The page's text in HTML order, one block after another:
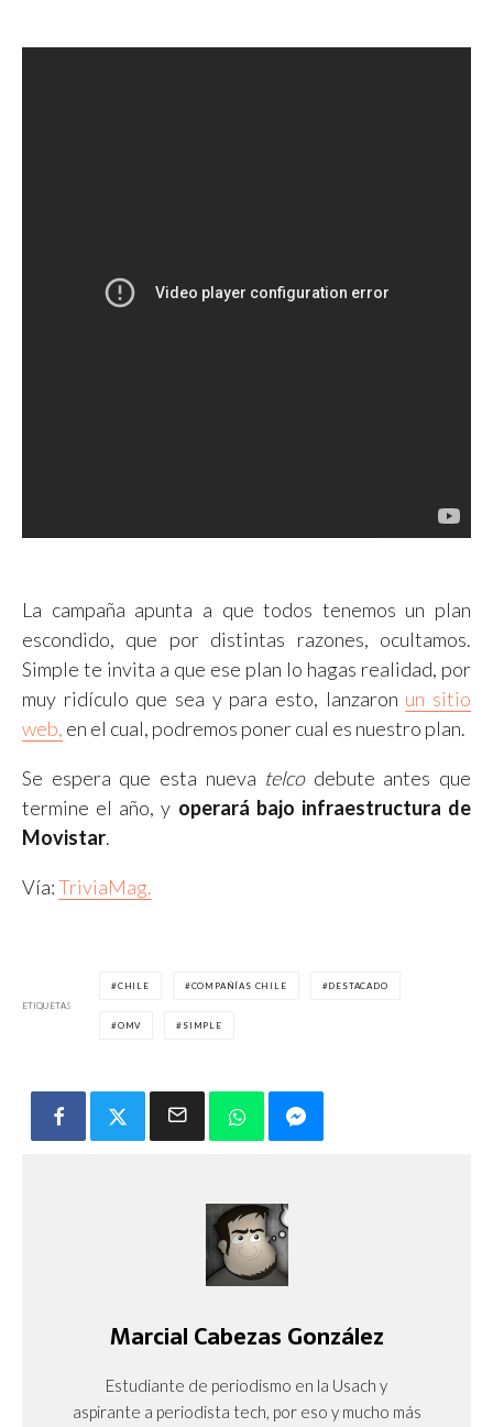
La campaña apunta a que todos tenemos un plan
escondido, que por distintas razones, ocultamos.
Simple te invita a que ese plan lo hagas realidad, por
muy ridículo que sea y para esto, lanzaron un sitio
web, en el cual, podremos poner cual es nuestro plan.
Se espera que esta nueva telcodebute antes que
termine el año, y operará bajo infraestructura de
Movistar.
Vía:TriviaMag.
ETIQUETAS
CHILE COMPAÑÍAS CHILE DESTACADO
OMV SIMPLE
Marcial Cabezas González
Estudiante de periodismo en la Usach y
aspirante a periodista tech, por eso y mucho más